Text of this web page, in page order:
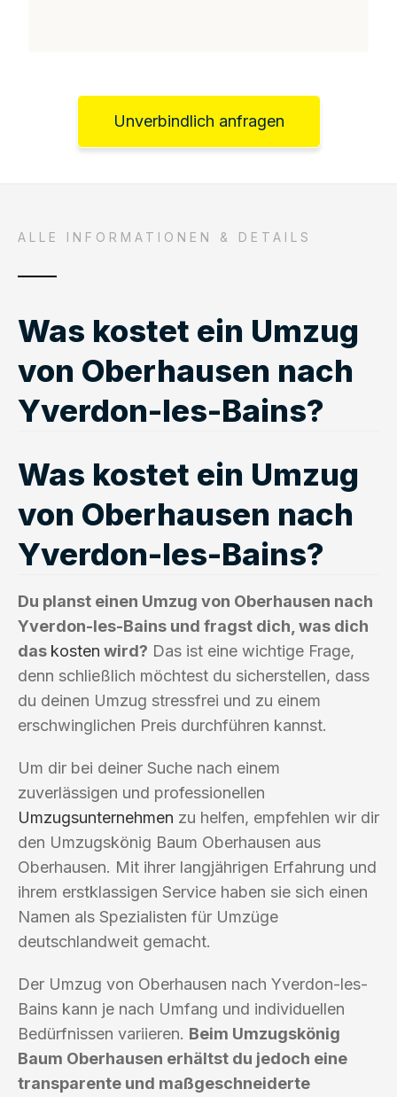
Unverbindlich anfragen
ALLE INFORMATIONEN & DETAILS
Was kostet ein Umzug
von Oberhausen nach
Yverdon-les-Bains?
Was kostet ein Umzug
von Oberhausen nach
Yverdon-les-Bains?
Du planst einen Umzug von Oberhausen nach
Yverdon-les-Bains und fragst dich, was dich
das kosten wird? Das ist eine wichtige Frage,
denn schließlich möchtest du sicherstellen, dass
du deinen Umzug stressfrei und zu einem
erschwinglichen Preis durchführen kannst.
Um dir bei deiner Suche nach einem
zuverlässigen und professionellen
Umzugsunternehmen zu helfen, empfehlen wir dir
den Umzugskönig Baum Oberhausen aus
Oberhausen. Mit ihrer langjährigen Erfahrung und
ihrem erstklassigen Service haben sie sich einen
Namen als Spezialisten für Umzüge
deutschlandweit gemacht.
Der Umzug von Oberhausen nach Yverdon-les-
Bains kann je nach Umfang und individuellen
Bedürfnissen variieren. Beim Umzugskönig
Baum Oberhausen erhältst du jedoch eine
transparente und maßgeschneiderte